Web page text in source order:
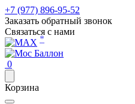
+7 (977) 896-95-52
Заказать обратный звонок
Связаться с нами
*
0
Корзина